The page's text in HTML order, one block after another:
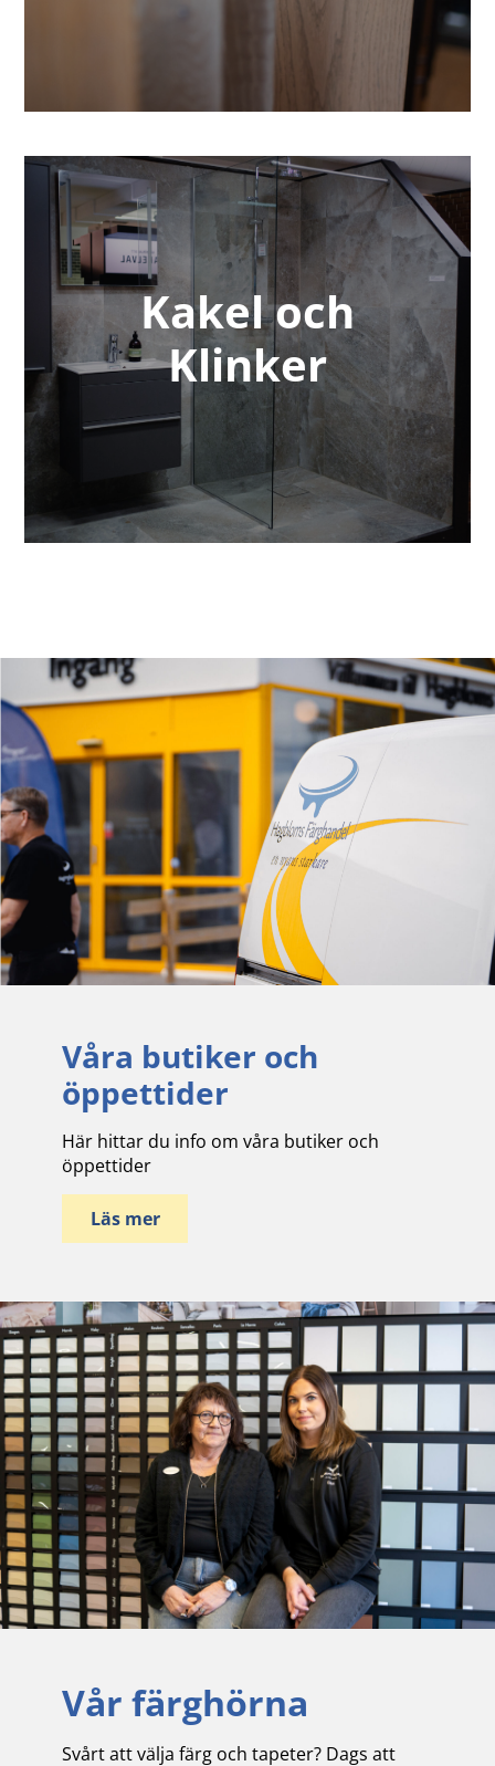
Kakel och
Klinker
Våra butiker och
öppettider
Här hittar du info om våra butiker och
öppettider
Läs mer
Vår färghörna
Svårt att välja färg och tapeter? Dags att